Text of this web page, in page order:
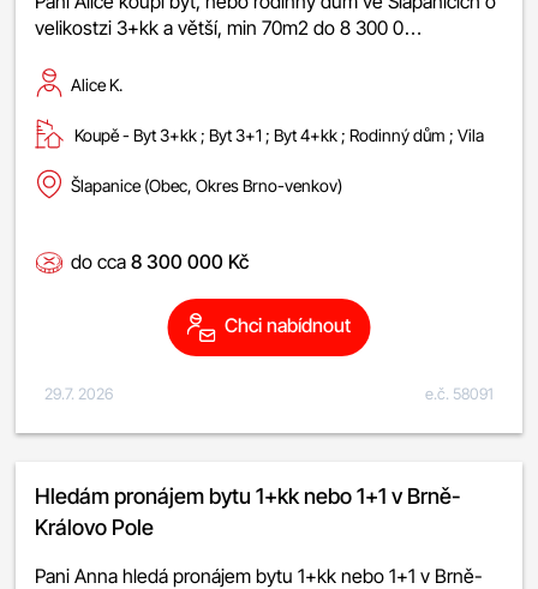
velikostzi 3+kk a větší, min 70m2 do 8 300 0…
Alice K.
Koupě - byt 3+kk ; byt 3+1 ; byt 4+kk ; rodinný dům ; vila
Šlapanice (Obec, Okres Brno-venkov)
do cca8 300 000 Kč
Chci nabídnout
29.7. 2026 e.č. 58091
Hledám pronájem bytu 1+kk nebo 1+1 v Brně-
Královo Pole
Pani Anna hledá pronájem bytu 1+kk nebo 1+1 v Brně-